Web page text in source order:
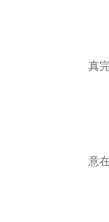
7
*
真
8
用
意
9